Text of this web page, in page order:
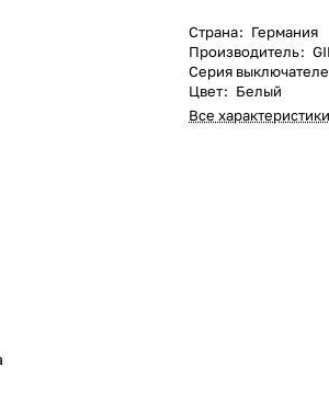
Страна: Германия
Производитель:
Серия
Цвет: Белый
Все характеристики